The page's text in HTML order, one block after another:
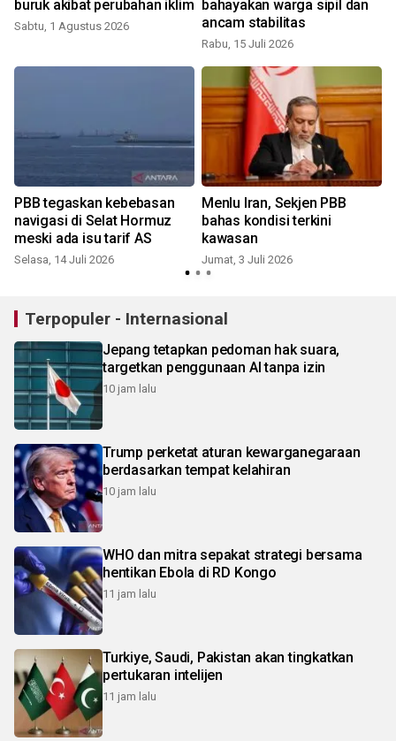
buruk akibat perubahan iklim
Sabtu, 1 Agustus 2026
bahayakan warga sipil dan
ancam stabilitas
Rabu, 15 Juli 2026
PBB tegaskan kebebasan
navigasi di Selat Hormuz
meski ada isu tarif AS
Selasa, 14 Juli 2026
Menlu Iran, Sekjen PBB
bahas kondisi terkini
kawasan
Jumat, 3 Juli 2026
Terpopuler - Internasional
Jepang tetapkan pedoman hak suara,
targetkan penggunaan AI tanpa izin
10 jam lalu
Trump perketat aturan kewarganegaraan
berdasarkan tempat kelahiran
10 jam lalu
WHO dan mitra sepakat strategi bersama
hentikan Ebola di RD Kongo
11 jam lalu
Turkiye, Saudi, Pakistan akan tingkatkan
pertukaran intelijen
11 jam lalu